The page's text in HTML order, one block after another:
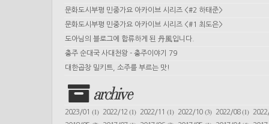
문화도시부평 민중가요 아카이브 시리즈 <#2 하태준>
문화도시부평 민중가요 아카이브 시리즈 <#1 최도은>
도아님의 블로그에 합류하게 된 丹風입니다.
충주 순대국 사대천왕 - 충주이야기 79
대한곱창 밀키트, 소주를 부르는 맛!
archive
2023/01 (1) 2022/12(1) 2022/11(1) 2022/10 (3) 2022/08(1)